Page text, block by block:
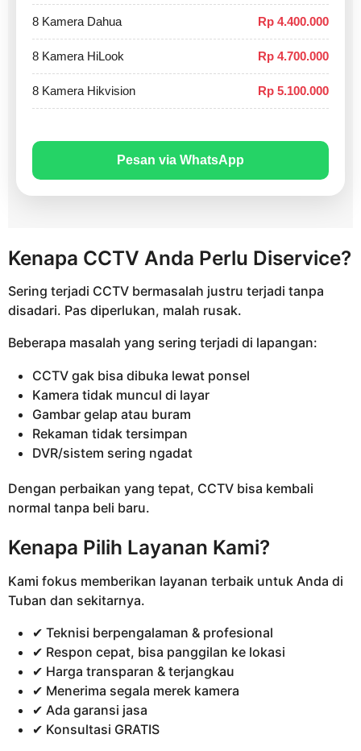
8 Kamera Dahua Rp 4.400.000
8 Kamera HiLook Rp 4.700.000
8 Kamera Hikvision Rp 5.100.000
Pesan via WhatsApp
Kenapa CCTV Anda Perlu Diservice?
Sering terjadi CCTV bermasalah justru terjadi tanpa
disadari. Pas diperlukan, malah rusak.
Beberapa masalah yang sering terjadi di lapangan:
CCTV gak bisa dibuka lewat ponsel
Kamera tidak muncul di layar
Gambar gelap atau buram
Rekaman tidak tersimpan
DVR/sistem sering ngadat
Dengan perbaikan yang tepat, CCTV bisa kembali
normal tanpa beli baru.
Kenapa Pilih Layanan Kami?
Kami fokus memberikan layanan terbaik untuk Anda di
Tuban dan sekitarnya.
✔ Teknisi berpengalaman & profesional
✔ Respon cepat, bisa panggilan ke lokasi
✔ Harga transparan & terjangkau
✔ Menerima segala merek kamera
✔ Ada garansi jasa
✔ Konsultasi GRATIS